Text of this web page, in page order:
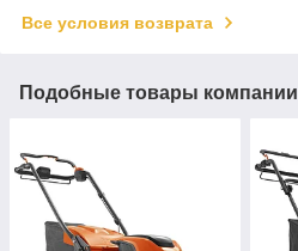
Все условия возврата
Подобные товары компании